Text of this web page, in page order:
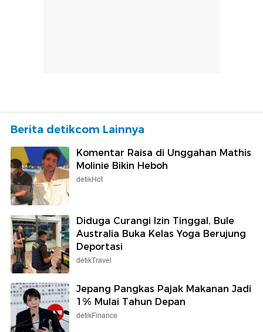
Berita detikcom Lainnya
Komentar Raisa di Unggahan Mathis
Molinie Bikin Heboh
detikHot
Diduga Curangi Izin Tinggal, Bule
Australia Buka Kelas Yoga Berujung
Deportasi
detikTravel
Jepang Pangkas Pajak Makanan Jadi
1% Mulai Tahun Depan
detikFinance